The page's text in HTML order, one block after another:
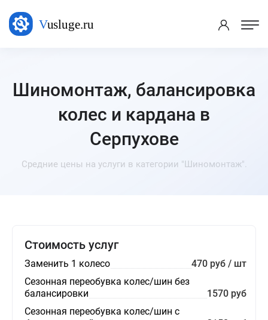
Шиномонтаж, балансировка
колес и кардана в
Серпухове
Средние цены на услуги в категории "Шиномонтаж".
Стоимость услуг
Заменить 1 колесо
470 руб / шт
Сезонная переобувка колес/шин без
балансировки
1570 руб
Сезонная переобувка колес/шин с